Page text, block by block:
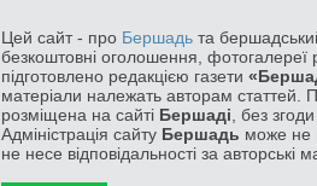
Цей сайт - про Бершадь та
безкоштовні оголошення, фотогалереї
підготовлено редакцією газети
матеріали належать авторам статтей.
розміщена на сайті Бершаді , без
Адміністрація сайту Бершадь може не
не несе відповідальності за авторські